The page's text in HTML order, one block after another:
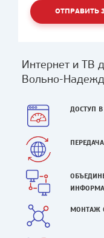
ОТПРАВИТЬ
Интернет и ТВ
Вольно-
ДОСТУП
МОНТАЖ